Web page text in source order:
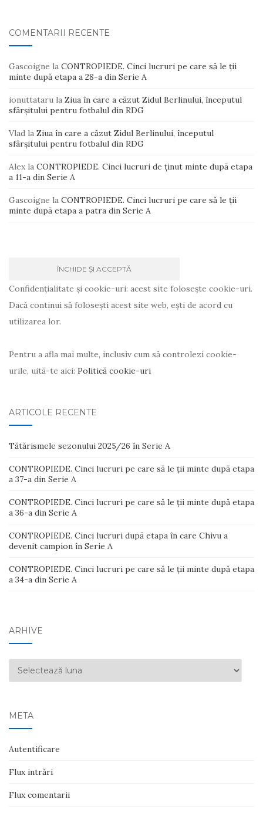
COMENTARII RECENTE
Gascoigne la CONTROPIEDE. Cinci lucruri pe care să le ții
minte după etapa a 28-a din Serie A
ionuttataru la Ziua în care a căzut Zidul Berlinului, începutul
sfârșitului pentru fotbalul din RDG
Vlad la Ziua în care a căzut Zidul Berlinului, începutul
sfârșitului pentru fotbalul din RDG
Alex la CONTROPIEDE. Cinci lucruri de ținut minte după etapa
a 11-a din Serie A
Gascoigne la CONTROPIEDE. Cinci lucruri pe care să le ții
minte după etapa a patra din Serie A
Confidențialitate și cookie-uri: acest site folosește cookie-uri.
Dacă continui să folosești acest site web, ești de acord cu
utilizarea lor.
Pentru a afla mai multe, inclusiv cum să controlezi cookie-
urile, uită-te aici: Politică cookie-uri
ARTICOLE RECENTE
Tătărismele sezonului 2025/26 în Serie A
CONTROPIEDE. Cinci lucruri pe care să le ții minte după etapa
a 37-a din Serie A
CONTROPIEDE. Cinci lucruri pe care să le ții minte după etapa
a 36-a din Serie A
CONTROPIEDE. Cinci lucruri după etapa în care Chivu a
devenit campion în Serie A
CONTROPIEDE. Cinci lucruri pe care să le ții minte după etapa
a 34-a din Serie A
ARHIVE
Arhive
META
Autentificare
Flux intrări
Flux comentarii